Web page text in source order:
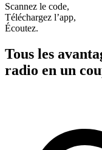
Scannez le code,
Téléchargez l’app,
Écoutez.
Tous les
radio en un